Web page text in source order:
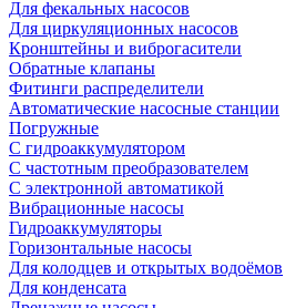
Для фекальных насосов
Для циркуляционных насосов
Кронштейны и виброгасители
Обратные клапаны
Фитинги распределители
Автоматические насосные станции
Погружные
С гидроаккумулятором
С частотным преобразователем
С электронной автоматикой
Вибрационные насосы
Гидроаккумуляторы
Горизонтальные насосы
Для колодцев и открытых водоёмов
Для конденсата